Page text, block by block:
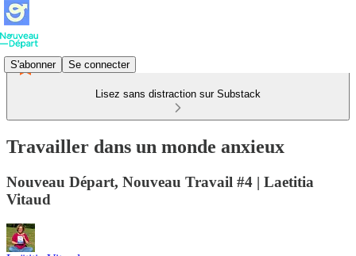
S'abonner Se connecter
Lisez sans distraction sur Substack
Travailler dans un monde anxieux
Nouveau Départ, Nouveau Travail #4 | Laetitia
Vitaud